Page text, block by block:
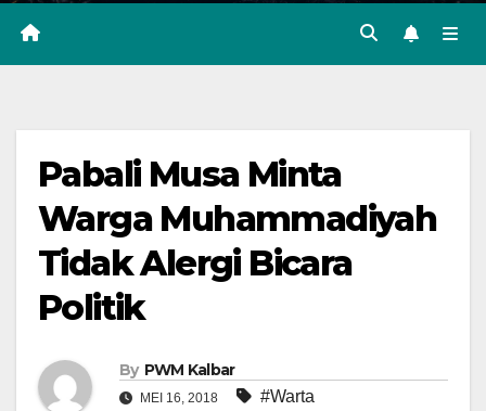
Pabali Musa Minta
Warga Muhammadiyah
Tidak Alergi Bicara
Politik
By PWM Kalbar
MEI 16, 2018 #Warta